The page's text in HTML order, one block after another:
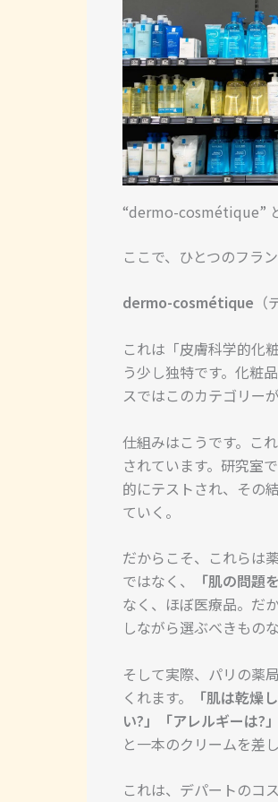
“dermo-cosmétique”
ここで、ひとつのフラ
dermo-cosmétique
これは「皮膚科学的化
う少し独特です。化粧
スではこのカテゴリー
仕組みはこうです。こ
されています。研究室
的にテストされ、その結
ていく。
だからこそ、これらは
ではなく、
「肌の問題
なく、ほぼ医療品。だ
しながら選ぶべきものな
そして実際、パリの薬
くれます。
「肌は乾燥
い?」「アレルギーは?」
と一本のクリームを差
これは、デパートのコ